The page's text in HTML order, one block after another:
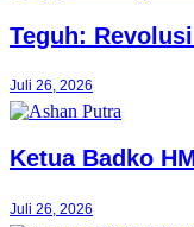
Teguh:
Juli 26, 2026
Ketua Badko
Juli 26, 2026